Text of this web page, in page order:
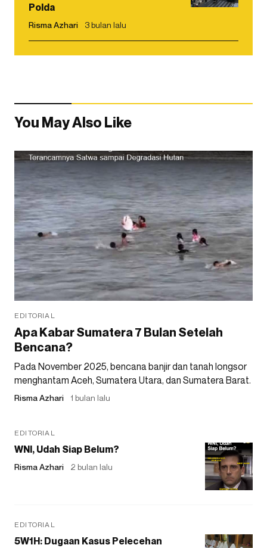
Polda
Risma Azhari 3 bulan lalu
You May Also Like
EDITORIAL
Apa Kabar Sumatera 7 Bulan Setelah
Bencana?
Pada November 2025, bencana banjir dan tanah longsor
menghantam Aceh, Sumatera Utara, dan Sumatera Barat.
Risma Azhari 1 bulan lalu
EDITORIAL
WNI, Udah Siap Belum?
Risma Azhari 2 bulan lalu
EDITORIAL
5W1H: Dugaan Kasus Pelecehan